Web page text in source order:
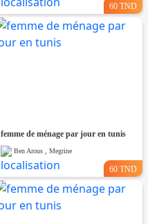
60 TND
femme de ménage par jour en tunis
Ben Arous , Megrine
60 TND